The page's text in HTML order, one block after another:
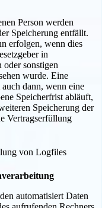
Person werden
Speicherung entfällt.
erfolgen, wenn dies
in
oder sonstigen
wurde. Eine
dann, wenn eine
Speicherfrist abläuft,
Speicherung der
Vertragserfüllung
von Logfiles
automatisiert Daten